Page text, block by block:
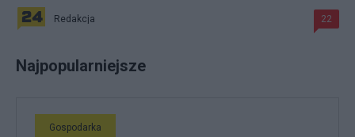
Redakcja 22
Najpopularniejsze
Gospodarka